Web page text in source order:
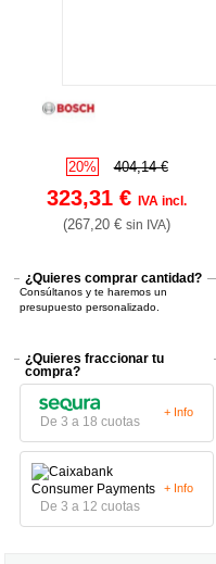
20% 404,14 €
323,31 €IVA incl.
(267,20 €sin IVA)
¿Quieres comprar cantidad?
Consúltanos y te haremos un
presupuesto personalizado.
¿Quieres fraccionar tu
compra?
De 3 a 18 cuotas
+ Info
De 3 a 12 cuotas
+ Info